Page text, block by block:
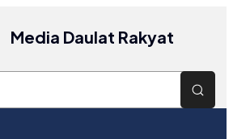
Media Daulat Rakyat